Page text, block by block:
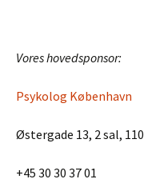
Vores hovedsponsor:
Psykolog København
Østergade 13, 2 sal,
+45 30 30 37 01